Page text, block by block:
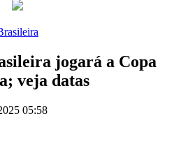
jogará a Copa
veja datas
05:58